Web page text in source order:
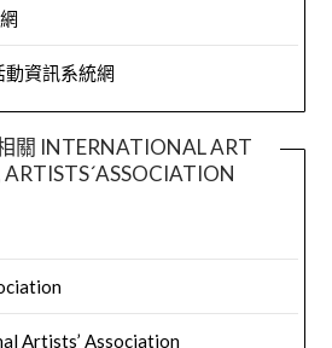
資訊系統網
關 INTERNATIONAL ART
ARTISTS´ASSOCIATION
Artists’ Association